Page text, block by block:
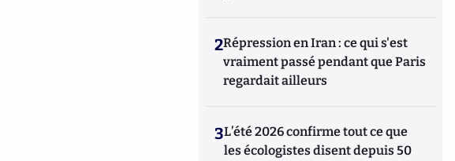
2Répression en Iran : ce qui s'est
vraiment passé pendant que Paris
regardait ailleurs
3L’été 2026 confirme tout ce que
les écologistes disent depuis 50